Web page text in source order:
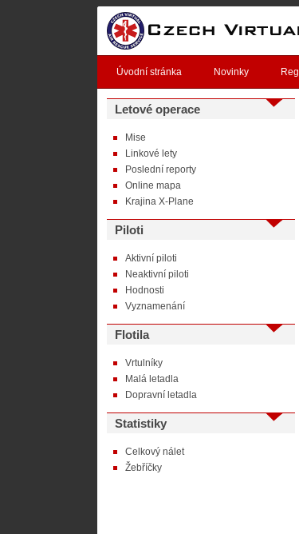
Úvodní stránka Novinky
Letové operace
Mise
Linkové lety
Poslední reporty
Online mapa
Krajina X-Plane
Piloti
Aktivní piloti
Neaktivní piloti
Hodnosti
Vyznamenání
Flotila
Vrtulníky
Malá letadla
Dopravní letadla
Statistiky
Celkový nálet
Žebříčky